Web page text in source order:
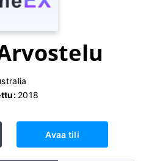
2018
Avaa tili